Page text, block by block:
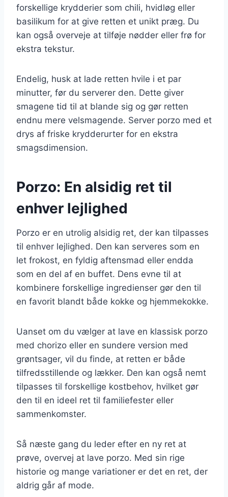
forskellige krydderier som chili, hvidløg eller
basilikum for at give retten et unikt præg. Du
kan også overveje at tilføje nødder eller frø for
ekstra tekstur.
Endelig, husk at lade retten hvile i et par
minutter, før du serverer den. Dette giver
smagene tid til at blande sig og gør retten
endnu mere velsmagende. Server porzo med et
drys af friske krydderurter for en ekstra
smagsdimension.
Porzo: En alsidig ret til
enhver lejlighed
Porzo er en utrolig alsidig ret, der kan tilpasses
til enhver lejlighed. Den kan serveres som en
let frokost, en fyldig aftensmad eller endda
som en del af en buffet. Dens evne til at
kombinere forskellige ingredienser gør den til
en favorit blandt både kokke og hjemmekokke.
Uanset om du vælger at lave en klassisk porzo
med chorizo eller en sundere version med
grøntsager, vil du finde, at retten er både
tilfredsstillende og lækker. Den kan også nemt
tilpasses til forskellige kostbehov, hvilket gør
den til en ideel ret til familiefester eller
sammenkomster.
Så næste gang du leder efter en ny ret at
prøve, overvej at lave porzo. Med sin rige
historie og mange variationer er det en ret, der
aldrig går af mode.